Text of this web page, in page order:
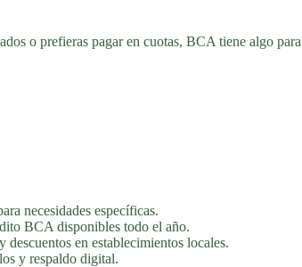
o prefieras pagar en cuotas, BCA tiene algo
necesidades específicas.
BCA disponibles todo el año.
en establecimientos locales.
y respaldo digital.